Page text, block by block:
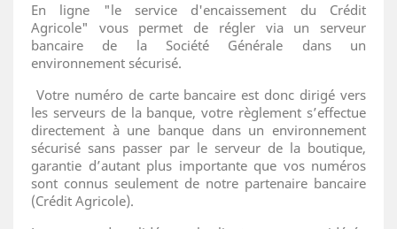
En ligne "le service d'encaissement du Crédit
Agricole" vous permet de régler via un serveur
bancaire de la Société Générale dans un
environnement sécurisé.
Votre numéro de carte bancaire est donc dirigé vers
les serveurs de la banque, votre règlement s’effectue
directement à une banque dans un environnement
sécurisé sans passer par le serveur de la boutique,
garantie d’autant plus importante que vos numéros
sont connus seulement de notre partenaire bancaire
(Crédit Agricole).